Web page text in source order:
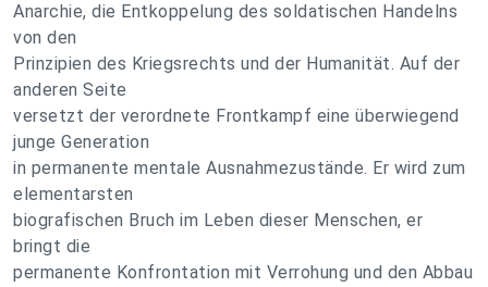
Anarchie, die Entkoppelung des soldatischen Handelns
von den
Prinzipien des Kriegsrechts und der Humanität. Auf der
anderen Seite
versetzt der verordnete Frontkampf eine überwiegend
junge Generation
in permanente mentale Ausnahmezustände. Er wird zum
elementarsten
biografischen Bruch im Leben dieser Menschen, er
bringt die
permanente Konfrontation mit Verrohung und den Abbau